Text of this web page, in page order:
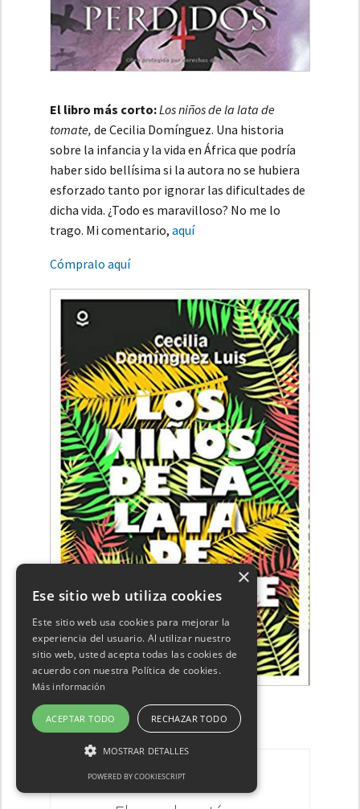
El libro más corto:Los niños de la lata de
tomate, de Cecilia Domínguez. Una historia
sobre la infancia y la vida en África que podría
haber sido bellísima si la autora no se hubiera
esforzado tanto por ignorar las dificultades de
dicha vida. ¿Todo es maravilloso? No me lo
trago. Mi comentario, aquí
Cómpralo aquí
Tu cita literaria favorita del año:
×
Ese sitio web utiliza cookies
Este sitio web usa cookies para mejorar la
experiencia del usuario. Al utilizar nuestro
sitio web, usted acepta todas las cookies de
acuerdo con nuestra Política de cookies.
Más información
ACEPTAR TODO RECHAZAR TODO
MOSTRAR DETALLES
POWERED BY COOKIESCRIPT